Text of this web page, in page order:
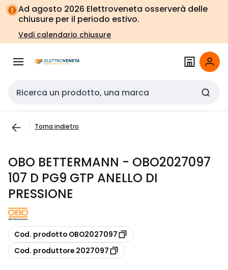
Vai alla
navigazione
Vai
alla
pagina
Ad agosto 2026 Elettroveneta osserverà delle
chiusure per il periodo estivo.
Vedi calendario chiusure
Cerca input
Torna indietro
OBO BETTERMANN - OBO2027097
107 D PG9 GTP ANELLO DI
PRESSIONE
copia
Cod. prodotto OBO2027097
copia
Cod. produttore 2027097